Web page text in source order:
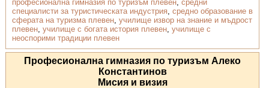
професионална гимназия по туризъм плевен, средни
специалисти за туристическата индустрия, средно образование в
сферата на туризма плевен, училище извор на знание и мъдрост
плевен, училище с богата история плевен, училище с
неоспорими традиции плевен
Професионална гимназия по туризъм Алеко
Константинов
Мисия и визия